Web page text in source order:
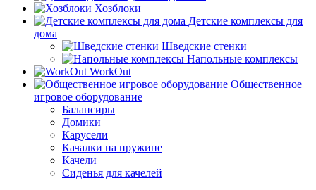
Хозблоки
Детские комплексы для
дома
Шведские стенки
Напольные комплексы
WorkOut
Общественное
игровое оборудование
Балансиры
Домики
Карусели
Качалки на пружине
Качели
Сиденья для качелей